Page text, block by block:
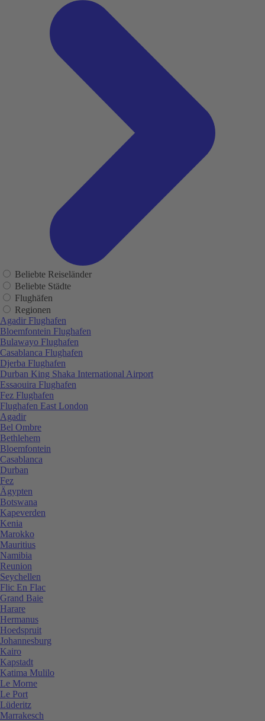
Beliebte Reiseländer
Beliebte Städte
Flughäfen
Regionen
Agadir Flughafen
Bloemfontein Flughafen
Bulawayo Flughafen
Casablanca Flughafen
Djerba Flughafen
Durban King Shaka International Airport
Essaouira Flughafen
Fez Flughafen
Flughafen East London
Agadir
Bel Ombre
Bethlehem
Bloemfontein
Casablanca
Durban
Fez
Ägypten
Botswana
Kapeverden
Kenia
Marokko
Mauritius
Namibia
Reunion
Seychellen
Flic En Flac
Grand Baie
Harare
Hermanus
Hoedspruit
Johannesburg
Kairo
Kapstadt
Katima Mulilo
Le Morne
Le Port
Lüderitz
Marrakesch